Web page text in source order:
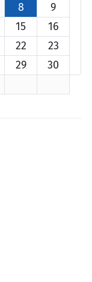
8
9
15
16
22
23
29
30